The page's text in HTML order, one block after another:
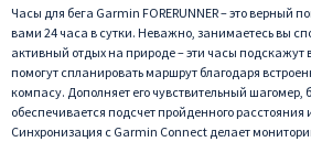
Часы для бега Garmin FORERUNNER – это верный
вами 24 часа в сутки. Неважно, занимаетесь вы
активный отдых на природе – эти часы
помогут спланировать маршрут благодаря
компасу. Дополняет его чувствительный шагомер,
обеспечивается подсчет пройденного
Cинхронизация с Garmin Connect делает